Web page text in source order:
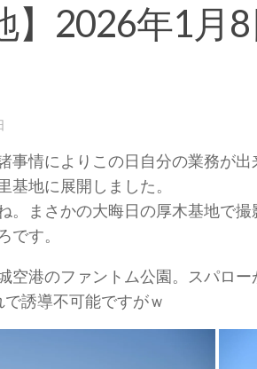
】2026年1月
事情によりこの日自分の業務が
基地に展開しました。
。まさかの大晦日の厚木基地で
です。
空港のファントム公園。スパロー
誘導不可能ですがｗ